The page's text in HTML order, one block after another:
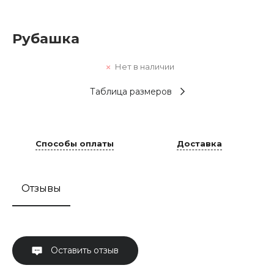
Рубашка
Нет в наличии
Таблица размеров
Способы оплаты Доставка
Отзывы
Оставить отзыв